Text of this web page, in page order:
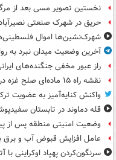
نخستین تصویر مسی بعد از
حریق در شهرک صنعتی
شهرک‌نشین‌ها اموال
آخرین وضعیت میدان نبرد به
راز عبور مخفی جنگنده‌های
نقشه راه ۱۵ ماده‌ای صلح غزه در بن‌بست
واکنش کنایه‌آمیز به عضویت
قله دماوند در تابستان
وضعیت امنیتی منطقه پس از
عامل افزایش قبوض آب و برق
سرنگون‌کردن پهپاد اوکراینی